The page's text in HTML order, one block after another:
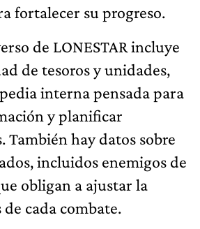
fortalecer su progreso.
de LONESTAR incluye
de tesoros y unidades,
interna pensada para
y planificar
También hay datos sobre
incluidos enemigos de
obligan a ajustar la
cada combate.